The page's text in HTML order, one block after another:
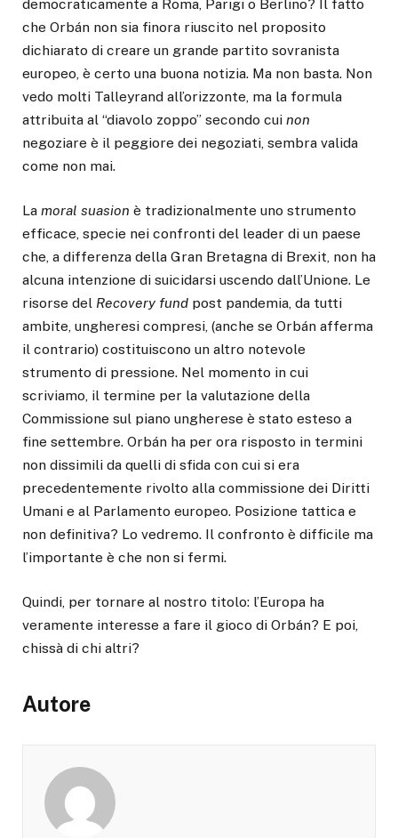
democraticamente a Roma, Parigi o Berlino? Il fatto
che Orbán non sia finora riuscito nel proposito
dichiarato di creare un grande partito sovranista
europeo, è certo una buona notizia. Ma non basta. Non
vedo molti Talleyrand all’orizzonte, ma la formula
attribuita al “diavolo zoppo” secondo cui non
negoziare è il peggiore dei negoziati, sembra valida
come non mai.
La moral suasion è tradizionalmente uno strumento
efficace, specie nei confronti del leader di un paese
che, a differenza della Gran Bretagna di Brexit, non ha
alcuna intenzione di suicidarsi uscendo dall’Unione. Le
risorse del Recovery fund post pandemia, da tutti
ambite, ungheresi compresi, (anche se Orbán afferma
il contrario) costituiscono un altro notevole
strumento di pressione. Nel momento in cui
scriviamo, il termine per la valutazione della
Commissione sul piano ungherese è stato esteso a
fine settembre. Orbán ha per ora risposto in termini
non dissimili da quelli di sfida con cui si era
precedentemente rivolto alla commissione dei Diritti
Umani e al Parlamento europeo. Posizione tattica e
non definitiva? Lo vedremo. Il confronto è difficile ma
l’importante è che non si fermi.
Quindi, per tornare al nostro titolo: l’Europa ha
veramente interesse a fare il gioco di Orbán? E poi,
chissà di chi altri?
Autore